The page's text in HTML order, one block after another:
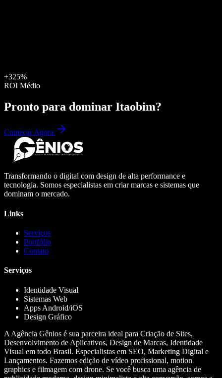
+325%
ROI Médio
Pronto para dominar Itaobim?
Começar Agora
Transformando o digital com design de alta performance e
tecnologia. Somos especialistas em criar marcas e sistemas que
dominam o mercado.
Links
Serviços
Portfólio
Contato
Serviços
Identidade Visual
Sistemas Web
Apps Android/iOS
Design Gráfico
A Agência Gênios é sua parceira ideal para Criação de Sites,
Desenvolvimento de Aplicativos, Design de Marcas, Identidade
Visual em todo Brasil. Especialistas em SEO, Marketing Digital e
Lançamentos. Fazemos edição de vídeo profissional, motion
graphics e filmagem com drone. Se você busca uma agência de